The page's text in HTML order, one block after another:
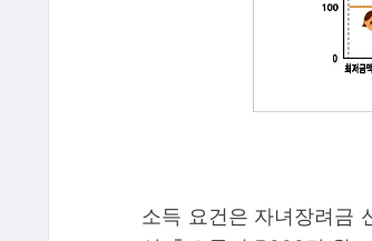
소득 요건은 자녀장려금